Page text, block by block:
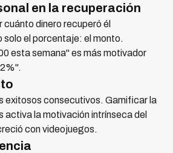
en la recuperación
cuánto dinero recuperó él
el porcentaje: el monto.
esta semana" es más motivador
exitosos consecutivos. Gamificar la
activa la motivación intrínseca del
con videojuegos.